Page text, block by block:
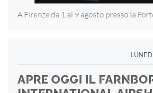
A Firenze da 1 al 9 agosto presso la
APRE OGGI IL